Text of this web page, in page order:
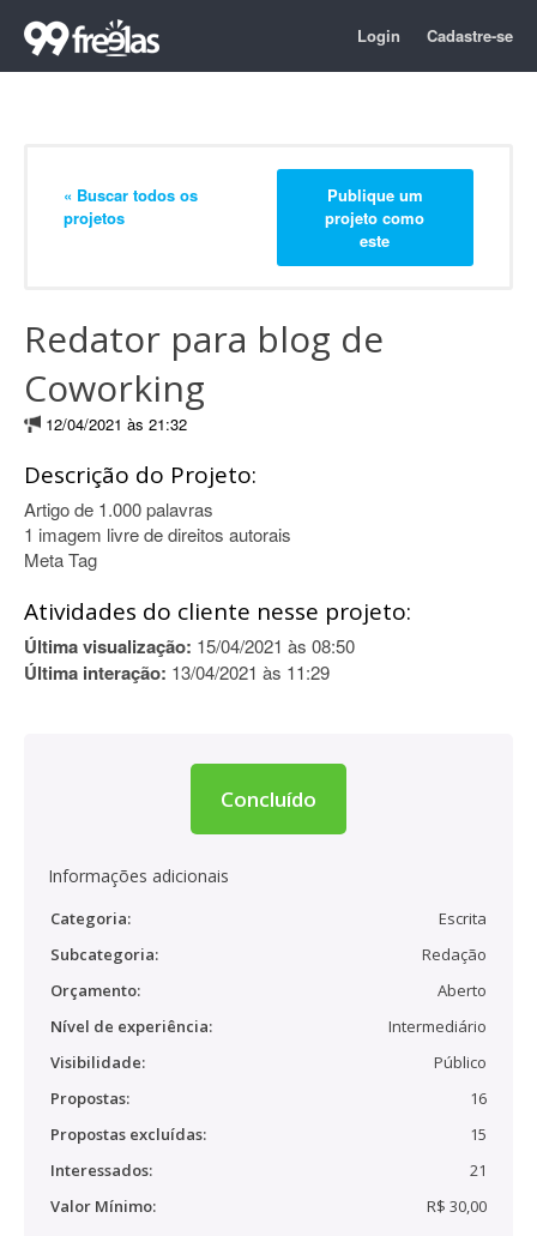
Login Cadastre-se
« Buscar todos os
projetos
Publique um
projeto como
este
Redator para blog de
Coworking
12/04/2021 às 21:32
Descrição do Projeto:
Artigo de 1.000 palavras
1 imagem livre de direitos autorais
Meta Tag
Atividades do cliente nesse projeto:
Última visualização: 15/04/2021 às 08:50
Última interação: 13/04/2021 às 11:29
Concluído
Informações adicionais
Categoria:
Escrita
Subcategoria:
Redação
Orçamento:
Aberto
Nível de experiência:
Intermediário
Visibilidade:
Público
Propostas:
16
Propostas excluídas:
15
Interessados:
21
Valor Mínimo:
R$ 30,00